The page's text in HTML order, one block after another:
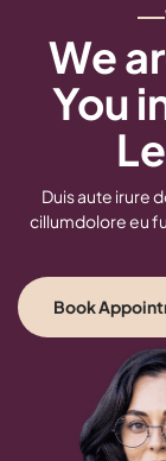
We
You
Duis aute irure
cillumdolore eu
Book